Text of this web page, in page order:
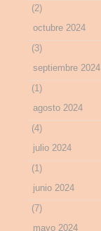
(2)
octubre 2024
(3)
septiembre 2024
(1)
agosto 2024
(4)
julio 2024
(1)
junio 2024
(7)
mayo 2024